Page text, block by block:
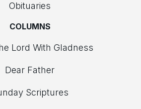
Obituaries
COLUMNS
Lord With Gladness
Dear Father
Scriptures